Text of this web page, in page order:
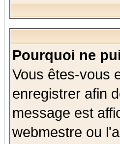
Pourquoi ne
Vous êtes-vous
enregistrer afin
message est
webmestre ou